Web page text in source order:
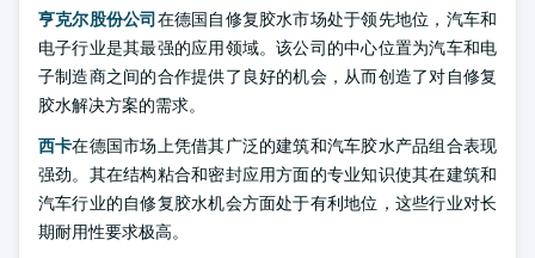
亨克尔股份公司在德国自修复胶水市场处于领先地位，汽车和
电子行业是其最强的应用领域。该公司的中心位置为汽车和电
子制造商之间的合作提供了良好的机会，从而创造了对自修复
胶水解决方案的需求。
西卡在德国市场上凭借其广泛的建筑和汽车胶水产品组合表现
强劲。其在结构粘合和密封应用方面的专业知识使其在建筑和
汽车行业的自修复胶水机会方面处于有利地位，这些行业对长
期耐用性要求极高。